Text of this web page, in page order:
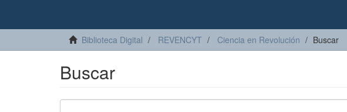
Biblioteca Digital REVENCYT Ciencia en Revolución Buscar
Buscar